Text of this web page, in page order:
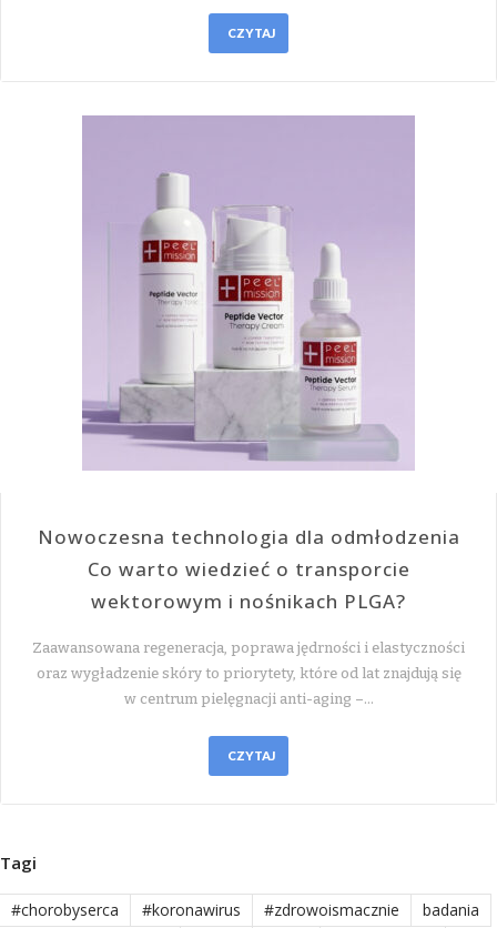
CZYTAJ
Nowoczesna technologia dla odmłodzenia
Co warto wiedzieć o transporcie
wektorowym i nośnikach PLGA?
Zaawansowana regeneracja, poprawa jędrności i elastyczności
oraz wygładzenie skóry to priorytety, które od lat znajdują się
w centrum pielęgnacji anti-aging –…
CZYTAJ
Tagi
#chorobyserca #koronawirus #zdrowoismacznie
badania